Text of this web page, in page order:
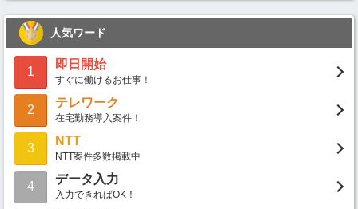
人気ワード
1
即日開始
すぐに働けるお仕事！
2
テレワーク
在宅勤務導入案件！
3
NTT
NTT案件多数掲載中
4
データ入力
入力できればOK！